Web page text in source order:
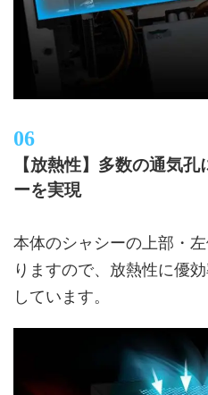
【放熱性】多数の通気
ーを実現
本体のシャシーの上部・
りますので、放熱性に優
しています。